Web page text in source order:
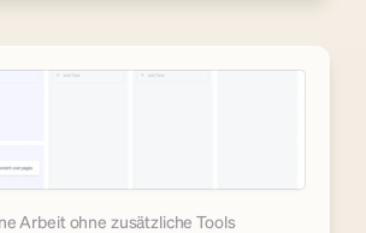
Arbeit ohne zusätzliche Tools